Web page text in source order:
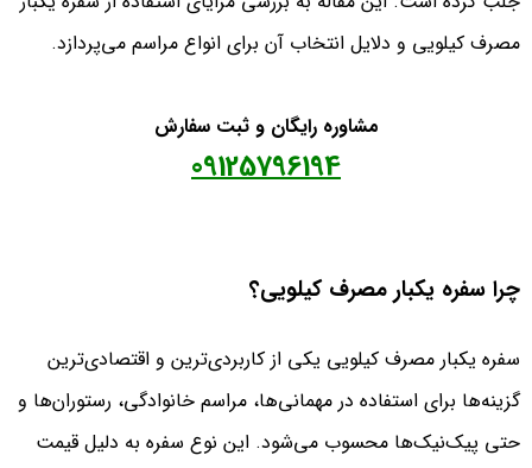
مصرف کیلویی و دلایل انتخاب آن برای انواع مراسم می‌پردازد.
مشاوره رایگان و ثبت سفارش
09125796194
چرا سفره یکبار مصرف کیلویی؟
سفره یکبار مصرف کیلویی یکی از کاربردی‌ترین و اقتصادی‌ترین
گزینه‌ها برای استفاده در مهمانی‌ها، مراسم خانوادگی، رستوران‌ها و
حتی پیک‌نیک‌ها محسوب می‌شود. این نوع سفره به دلیل قیمت